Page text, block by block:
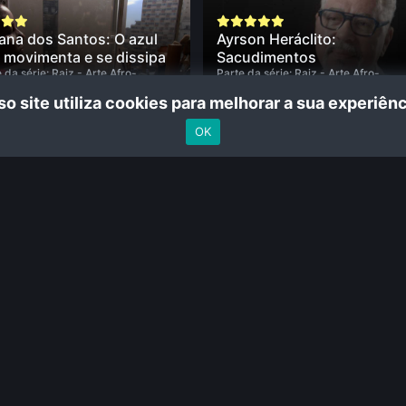
dos Santos: O azul
movimenta e se dissipa
da série:Raiz - Arte Afro-
• De Fabiano Maciel• 14
Ayrson Heráclito:
Sacudimentos
Parte da série:Raiz - Arte Afro-
Documentário• DeFabiano Maciel•
min •
site utiliza cookies para melhorar a sua
OK